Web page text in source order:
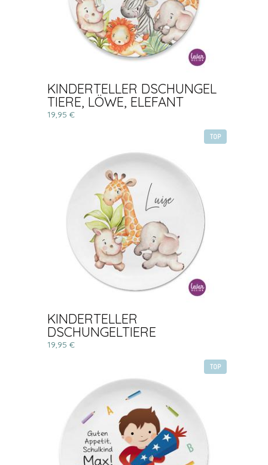
KINDERTELLER DSCHUNGEL
TIERE, LÖWE, ELEFANT
19,95 €
TOP
KINDERTELLER
DSCHUNGELTIERE
19,95 €
TOP